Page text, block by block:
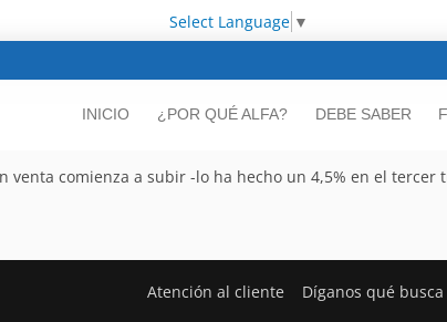
Select Language ▼
INICIO ¿POR QUÉ ALFA? DEBE SABER
venta comienza a subir -lo ha hecho un 4,5% en el
Atención al cliente Díganos qué busca